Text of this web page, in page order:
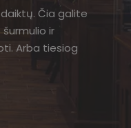
Čia galite
ir
Arba tiesiog